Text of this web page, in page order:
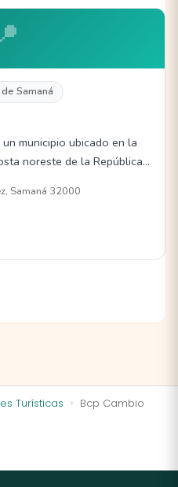
Samaná
municipio ubicado en la
noreste de la República…
Samaná 32000
Turísticas Bcp Cambio